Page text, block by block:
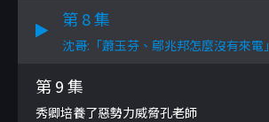
第 8 集
沈哥:「蕭玉芬、鄔兆邦怎麼沒有來電」
第 9 集
秀卿培養了惡勢力威脅孔老師